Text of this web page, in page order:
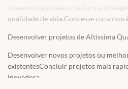
Desenvolva projetos de forma
qualidade de vida.Com esse curso
Desenvolver projetos de Altíssima
Desenvolver novos projetos ou
existentesConcluir projetos mais
inovadora